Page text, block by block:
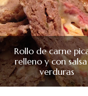
Rollo de carne
relleno y con
verduras